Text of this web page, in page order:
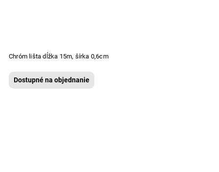
Chróm lišta dĺžka 15m, šírka 0,6cm
Dostupné na objednanie